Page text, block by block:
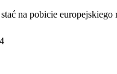
na pobicie europejskiego